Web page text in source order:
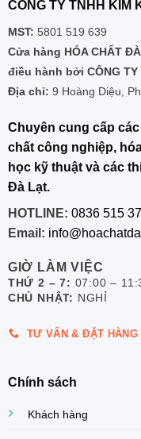
CÔNG TY TNHH KIM
MST: 5801 519 639
Cửa hàng HÓA CHẤT
điều hành bởi CÔNG TY
Địa chỉ: 9 Hoàng Diệu,
Chuyên cung cấp
chất công nghiệp,
học kỹ thuật và các
Đà Lạt.
HOTLINE: 0836 515
Email:
GIỜ LÀM VIỆC
THỨ 2 – 7: 07:00 –
CHỦ NHẬT: NGHỈ
TƯ VẤN & ĐẶT HÀNG
Chính sách
Khách hàng